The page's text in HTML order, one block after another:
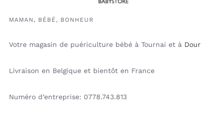
MAMAN, BÉBÉ, BONHEUR
Votre magasin de puériculture bébé à Tournai et à Dour
Livraison en Belgique et bientôt en France
Numéro d’entreprise: 0778.743.813